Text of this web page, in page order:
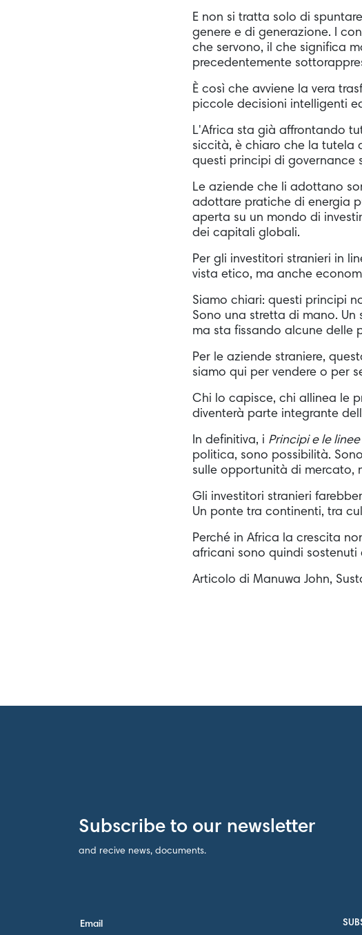
E non si tratta solo di
genere e di generazione. I
che servono, il che significa
precedentemente
È così che avviene la vera
piccole decisioni intelligenti
L'Africa sta già affrontando
siccità, è chiaro che la tutela
questi principi di governance
Le aziende che li adottano
adottare pratiche di energia
aperta su un mondo di
dei capitali globali.
Per gli investitori stranieri in
vista etico, ma anche
Siamo chiari: questi principi
Sono una stretta di mano.
ma sta fissando alcune delle
Per le aziende straniere,
siamo qui per vendere o per
Chi lo capisce, chi allinea le
diventerà parte integrante
In definitiva, i Principi e le
politica, sono possibilità.
sulle opportunità di mercato,
Gli investitori stranieri
Un ponte tra continenti, tra
Perché in Africa la crescita
africani sono quindi sostenuti
Articolo di Manuwa John,
Subscribe to our newsletter
and recive news, documents.